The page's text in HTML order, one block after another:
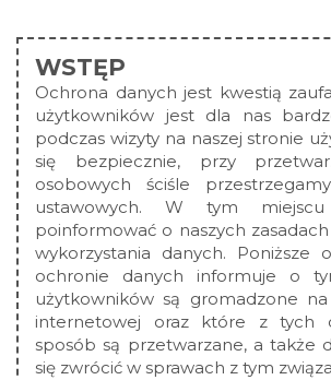
WSTĘP
Ochrona danych jest kwestią
użytkowników jest dla nas
podczas wizyty na naszej stronie
się bezpiecznie, przy
osobowych ściśle
ustawowych. W tym miejscu
poinformować o naszych
wykorzystania danych. Poniższe
ochronie danych informuje o
użytkowników są gromadzone
internetowej oraz które z tych
sposób są przetwarzane, a także
się zwrócić w sprawach z tym